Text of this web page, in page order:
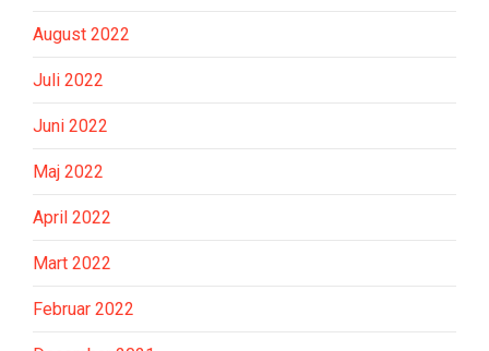
August 2022
Juli 2022
Juni 2022
Maj 2022
April 2022
Mart 2022
Februar 2022